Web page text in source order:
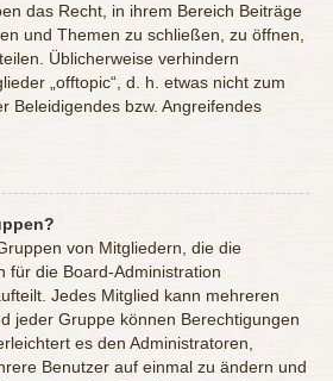
das Recht, in ihrem Bereich Beiträge
und Themen zu schließen, zu öffnen,
Üblicherweise verhindern
„offtopic“, d. h. etwas nicht zum
Beleidigendes bzw. Angreifendes
von Mitgliedern, die die
für die Board-Administration
Jedes Mitglied kann mehreren
jeder Gruppe können Berechtigungen
es den Administratoren,
Benutzer auf einmal zu ändern und